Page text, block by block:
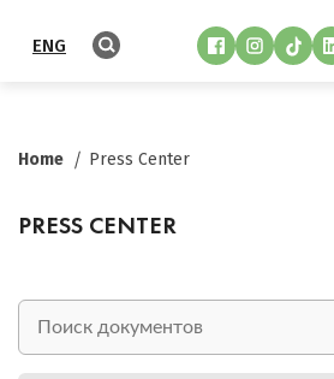
ENG
Home Press Center
PRESS CENTER